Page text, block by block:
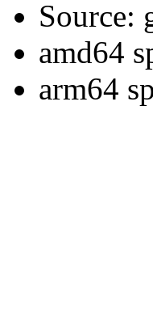
Source:
amd64
arm64